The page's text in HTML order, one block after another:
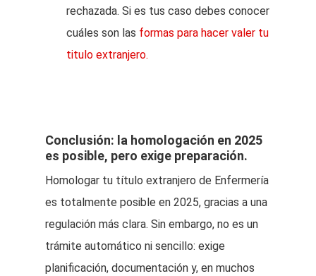
rechazada. Si es tus caso debes conocer
cuáles son las formas para hacer valer tu
titulo extranjero.
Conclusión: la homologación en 2025
es posible, pero exige preparación.
Homologar tu título extranjero de Enfermería
es totalmente posible en 2025, gracias a una
regulación más clara. Sin embargo, no es un
trámite automático ni sencillo: exige
planificación, documentación y, en muchos